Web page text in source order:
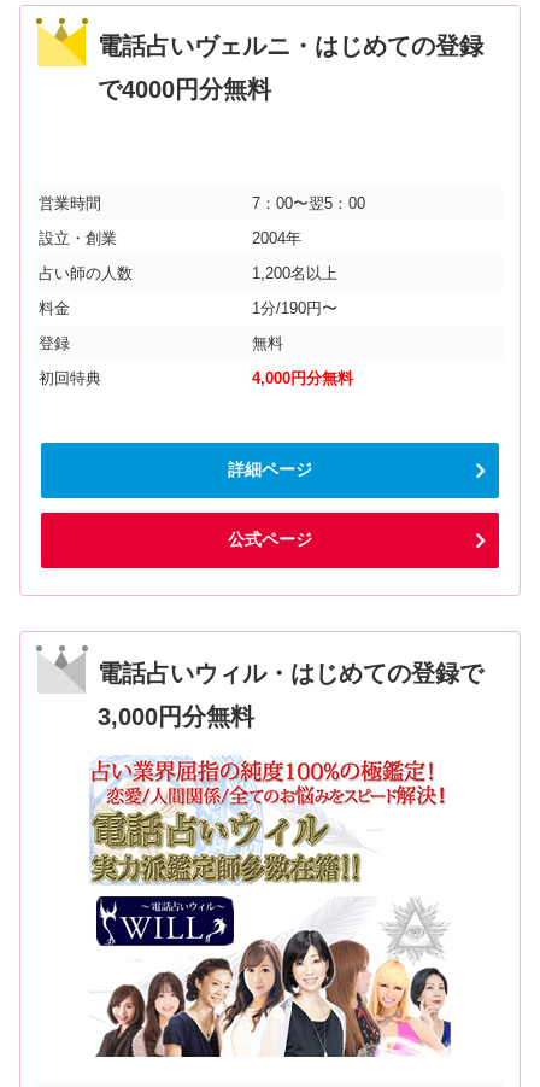
電話占いヴェルニ・はじめての登録
で4000円分無料
営業時間
7：00〜翌5：00
設立・創業
2004年
占い師の人数
1,200名以上
料金
1分/190円〜
登録
無料
初回特典
4,000円分無料
詳細ページ
公式ページ
電話占いウィル・はじめての登録で
3,000円分無料